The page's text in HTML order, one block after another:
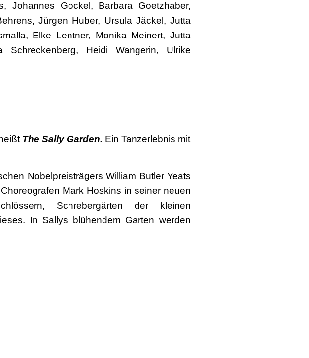
Johannes Gockel, Barbara Goetzhaber,
Jürgen Huber, Ursula Jäckel, Jutta
Elke Lentner, Monika Meinert, Jutta
Schreckenberg, Heidi Wangerin, Ulrike
The Sally Garden. Ein Tanzerlebnis mit
Nobelpreisträgers William Butler Yeats
Mark Hoskins in seiner neuen
Schrebergärten der kleinen
In Sallys blühendem Garten werden